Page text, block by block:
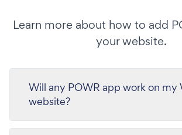
Learn more about how to add
your website.
Will any POWR app work on my
website?